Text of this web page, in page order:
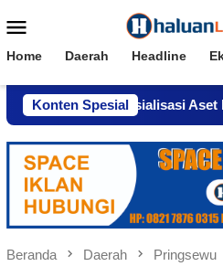
ke
Mobile
Home Daerah Headline
Konten Spesial
Komersialisasi Aset
Beranda Daerah Pringsewu